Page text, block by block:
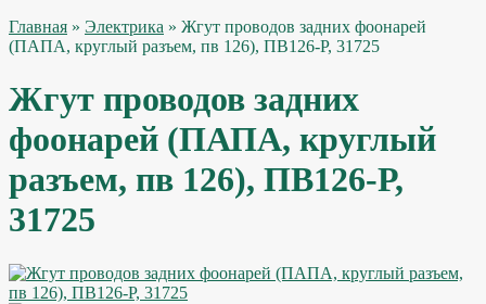
Главная » Электрика » Жгут проводов задних фоонарей
(ПАПА, круглый разъем, пв 126), ПВ126-Р, 31725
Жгут проводов задних
фоонарей (ПАПА, круглый
разъем, пв 126), ПВ126-Р,
31725